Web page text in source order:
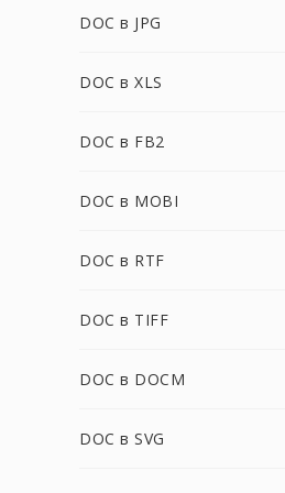
DOC в JPG
DOC в XLS
DOC в FB2
DOC в MOBI
DOC в RTF
DOC в TIFF
DOC в DOCM
DOC в SVG